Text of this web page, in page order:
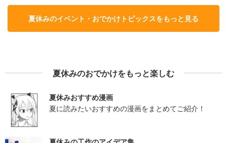
夏休みのイベント・おでかけトピックスをもっと見る
夏休みのおでかけをもっと楽しむ
夏休みおすすめ漫画
夏に読みたいおすすめの漫画をまとめてご紹介！